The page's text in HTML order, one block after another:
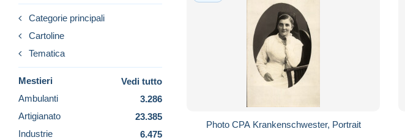
Categorie principali
Cartoline
Tematica
Mestieri
Vedi tutto
Ambulanti
3.286
Artigianato
23.385
Industrie
6.475
Photo CPA Krankenschwester, Portrait